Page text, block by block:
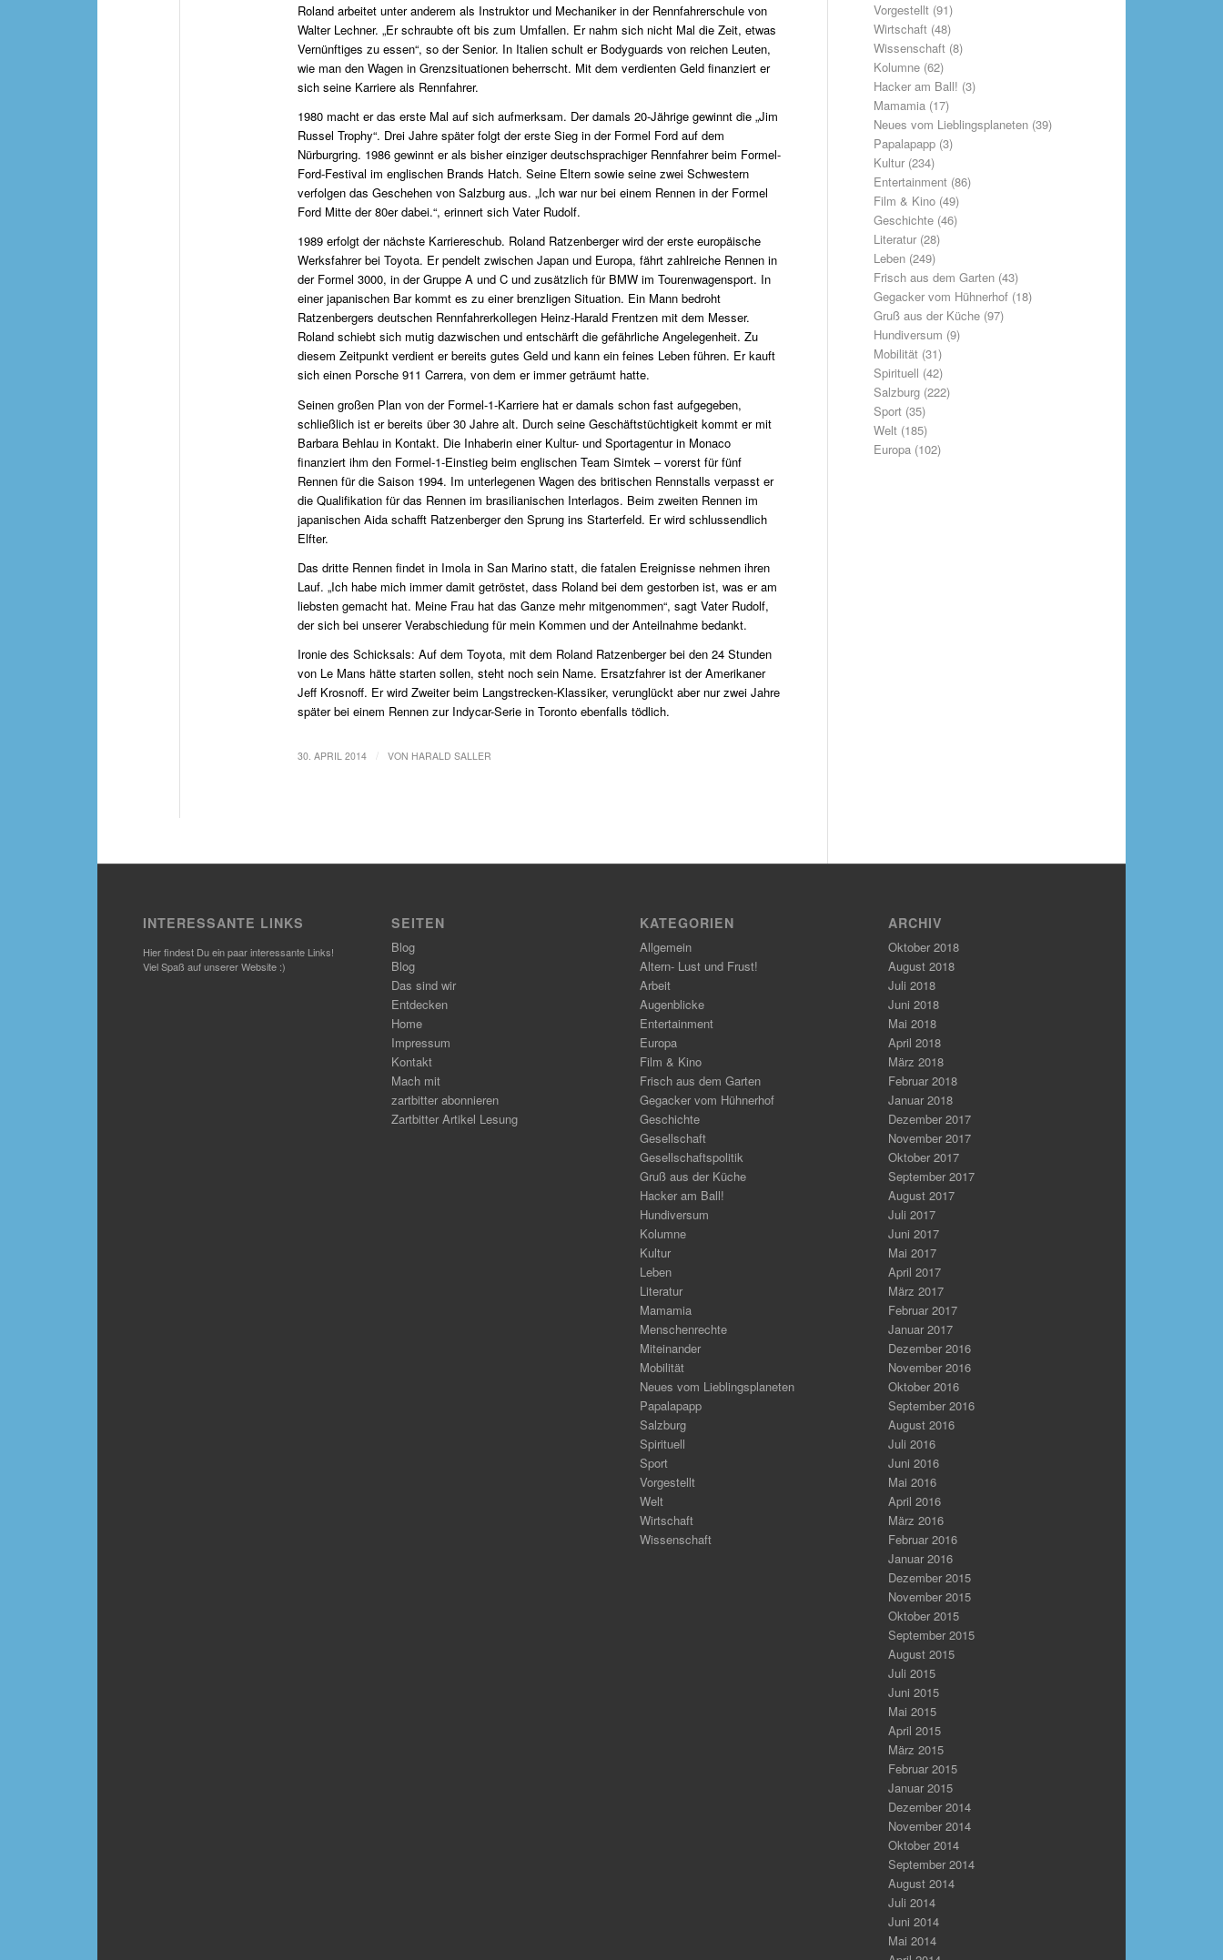
Roland arbeitet unter anderem als Instruktor und Mechaniker in der Rennfahrerschule von
Walter Lechner. „Er schraubte oft bis zum Umfallen. Er nahm sich nicht Mal die Zeit, etwas
Vernünftiges zu essen“, so der Senior. In Italien schult er Bodyguards von reichen Leuten,
wie man den Wagen in Grenzsituationen beherrscht. Mit dem verdienten Geld finanziert er
sich seine Karriere als Rennfahrer.
1980 macht er das erste Mal auf sich aufmerksam. Der damals 20-Jährige gewinnt die „Jim
Russel Trophy“. Drei Jahre später folgt der erste Sieg in der Formel Ford auf dem
Nürburgring. 1986 gewinnt er als bisher einziger deutschsprachiger Rennfahrer beim Formel-
Ford-Festival im englischen Brands Hatch. Seine Eltern sowie seine zwei Schwestern
verfolgen das Geschehen von Salzburg aus. „Ich war nur bei einem Rennen in der Formel
Ford Mitte der 80er dabei.“, erinnert sich Vater Rudolf.
1989 erfolgt der nächste Karriereschub. Roland Ratzenberger wird der erste europäische
Werksfahrer bei Toyota. Er pendelt zwischen Japan und Europa, fährt zahlreiche Rennen in
der Formel 3000, in der Gruppe A und C und zusätzlich für BMW im Tourenwagensport. In
einer japanischen Bar kommt es zu einer brenzligen Situation. Ein Mann bedroht
Ratzenbergers deutschen Rennfahrerkollegen Heinz-Harald Frentzen mit dem Messer.
Roland schiebt sich mutig dazwischen und entschärft die gefährliche Angelegenheit. Zu
diesem Zeitpunkt verdient er bereits gutes Geld und kann ein feines Leben führen. Er kauft
sich einen Porsche 911 Carrera, von dem er immer geträumt hatte.
Seinen großen Plan von der Formel-1-Karriere hat er damals schon fast aufgegeben,
schließlich ist er bereits über 30 Jahre alt. Durch seine Geschäftstüchtigkeit kommt er mit
Barbara Behlau in Kontakt. Die Inhaberin einer Kultur- und Sportagentur in Monaco
finanziert ihm den Formel-1-Einstieg beim englischen Team Simtek – vorerst für fünf
Rennen für die Saison 1994. Im unterlegenen Wagen des britischen Rennstalls verpasst er
die Qualifikation für das Rennen im brasilianischen Interlagos. Beim zweiten Rennen im
japanischen Aida schafft Ratzenberger den Sprung ins Starterfeld. Er wird schlussendlich
Elfter.
Das dritte Rennen findet in Imola in San Marino statt, die fatalen Ereignisse nehmen ihren
Lauf. „Ich habe mich immer damit getröstet, dass Roland bei dem gestorben ist, was er am
liebsten gemacht hat. Meine Frau hat das Ganze mehr mitgenommen“, sagt Vater Rudolf,
der sich bei unserer Verabschiedung für mein Kommen und der Anteilnahme bedankt.
Ironie des Schicksals: Auf dem Toyota, mit dem Roland Ratzenberger bei den 24 Stunden
von Le Mans hätte starten sollen, steht noch sein Name. Ersatzfahrer ist der Amerikaner
Jeff Krosnoff. Er wird Zweiter beim Langstrecken-Klassiker, verunglückt aber nur zwei Jahre
später bei einem Rennen zur Indycar-Serie in Toronto ebenfalls tödlich.
30. APRIL 2014 VON HARALD SALLER
Vorgestellt(91)
Wirtschaft(48)
Wissenschaft(8)
Kolumne(62)
Hacker am Ball! (3)
Mamamia(17)
Neues vom Lieblingsplaneten(39)
Papalapapp(3)
Kultur(234)
Entertainment(86)
Film & Kino(49)
Geschichte(46)
Literatur(28)
Leben(249)
Frisch aus dem Garten(43)
Gegacker vom Hühnerhof(18)
Gruß aus der Küche(97)
Hundiversum (9)
Mobilität(31)
Spirituell (42)
Salzburg(222)
Sport(35)
Welt(185)
Europa(102)
INTERESSANTE LINKS
Hier findest Du ein paar interessante Links!
Viel Spaß auf unserer Website :)
SEITEN
Blog
Blog
Das sind wir
Entdecken
Home
Impressum
Kontakt
Mach mit
zartbitter abonnieren
Zartbitter Artikel Lesung
KATEGORIEN
Allgemein
Altern- Lust und Frust!
Arbeit
Augenblicke
Entertainment
Europa
Film & Kino
Frisch aus dem Garten
Gegacker vom Hühnerhof
Geschichte
Gesellschaft
Gesellschaftspolitik
Gruß aus der Küche
Hacker am Ball!
Hundiversum
Kolumne
Kultur
Leben
Literatur
Mamamia
Menschenrechte
Miteinander
Mobilität
Neues vom Lieblingsplaneten
Papalapapp
Salzburg
Spirituell
Sport
Vorgestellt
Welt
Wirtschaft
Wissenschaft
ARCHIV
Oktober 2018
August 2018
Juli 2018
Juni 2018
Mai 2018
April 2018
März 2018
Februar 2018
Januar 2018
Dezember 2017
November 2017
Oktober 2017
September 2017
August 2017
Juli 2017
Juni 2017
Mai 2017
April 2017
März 2017
Februar 2017
Januar 2017
Dezember 2016
November 2016
Oktober 2016
September 2016
August 2016
Juli 2016
Juni 2016
Mai 2016
April 2016
März 2016
Februar 2016
Januar 2016
Dezember 2015
November 2015
Oktober 2015
September 2015
August 2015
Juli 2015
Juni 2015
Mai 2015
April 2015
März 2015
Februar 2015
Januar 2015
Dezember 2014
November 2014
Oktober 2014
September 2014
August 2014
Juli 2014
Juni 2014
Mai 2014